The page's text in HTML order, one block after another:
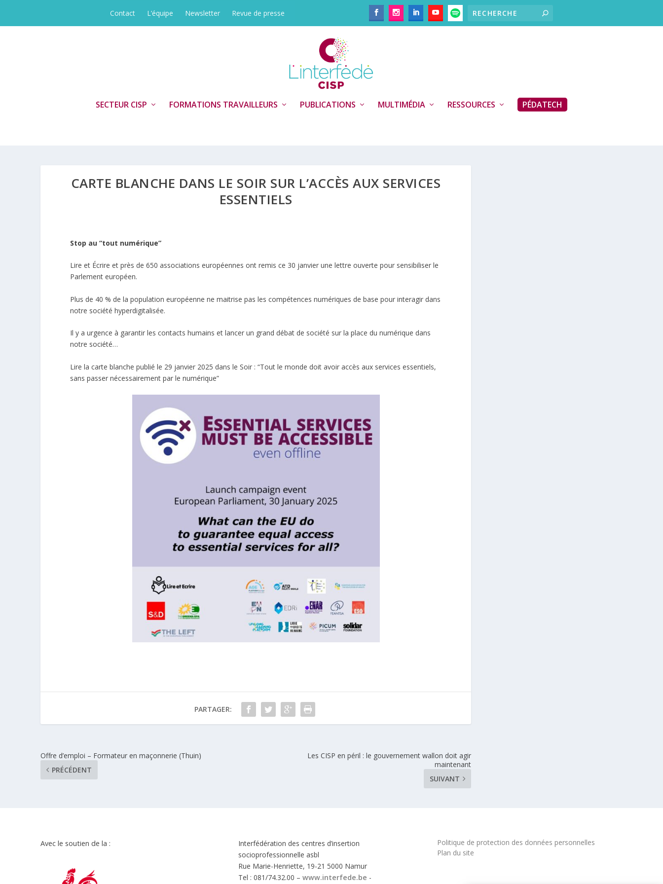
Contact L’équipe Newsletter Revue de presse
SECTEUR CISP FORMATIONS TRAVAILLEURS PUBLICATIONS MULTIMÉDIA RESSOURCES PÉDATECH
CARTE BLANCHE DANS LE SOIR SUR L’ACCÈS AUX SERVICES
ESSENTIELS
Stop au “tout numérique”
Lire et Écrire et près de 650 associations européennes ont remis ce 30 janvier une lettre ouverte pour sensibiliser le
Parlement européen.
Plus de 40 % de la population européenne ne maitrise pas les compétences numériques de base pour interagir dans
notre société hyperdigitalisée.
Il y a urgence à garantir les contacts humains et lancer un grand débat de société sur la place du numérique dans
notre société…
Lire la carte blanche publié le 29 janvier 2025 dans le Soir : “Tout le monde doit avoir accès aux services essentiels,
sans passer nécessairement par le numérique”
PARTAGER:
Offre d’emploi – Formateur en maçonnerie (Thuin)
PRÉCÉDENT
Les CISP en péril : le gouvernement wallon doit agir
maintenant
SUIVANT
Avec le soutien de la :
Interfédération des centres d’insertion
socioprofessionnelle asbl
Rue Marie-Henriette, 19-21 5000 Namur
Tel : 081/74.32.00 –www.interfede.be -
Politique de protection des données personnelles
Plan du site